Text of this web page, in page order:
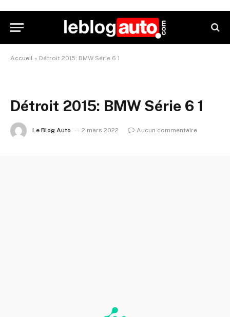
Accueil » Détroit 2015: BMW Série 6 1
Détroit 2015: BMW Série 6 1
Le Blog Auto 2 mars 2022 Aucun commentaire